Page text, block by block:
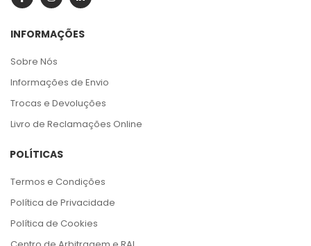
INFORMAÇÕES
Sobre Nós
Informações de Envio
Trocas e Devoluções
Livro de Reclamações Online
POLÍTICAS
Termos e Condições
Política de Privacidade
Política de Cookies